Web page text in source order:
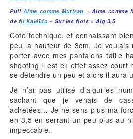
Pull Aime comme Muttrah – Aime comme
de fil Kaléïdo « Sur les flots » Aig 3,5
Coté technique, et connaissant
peu la hauteur de 3cm. Je voulais
porter avec mes pantalons taille
shooting il est en effet assez court
se détendre un peu et alors il aura
Je n’ai pas utilisé d’aiguilles
sachant que je venais de
achetées… Je ne sens plus ma
en 3,5 en serrant un peu plus au
impeccable.